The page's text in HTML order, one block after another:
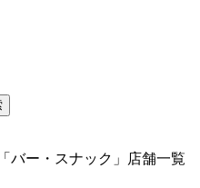
バー・スナック」店舗一覧